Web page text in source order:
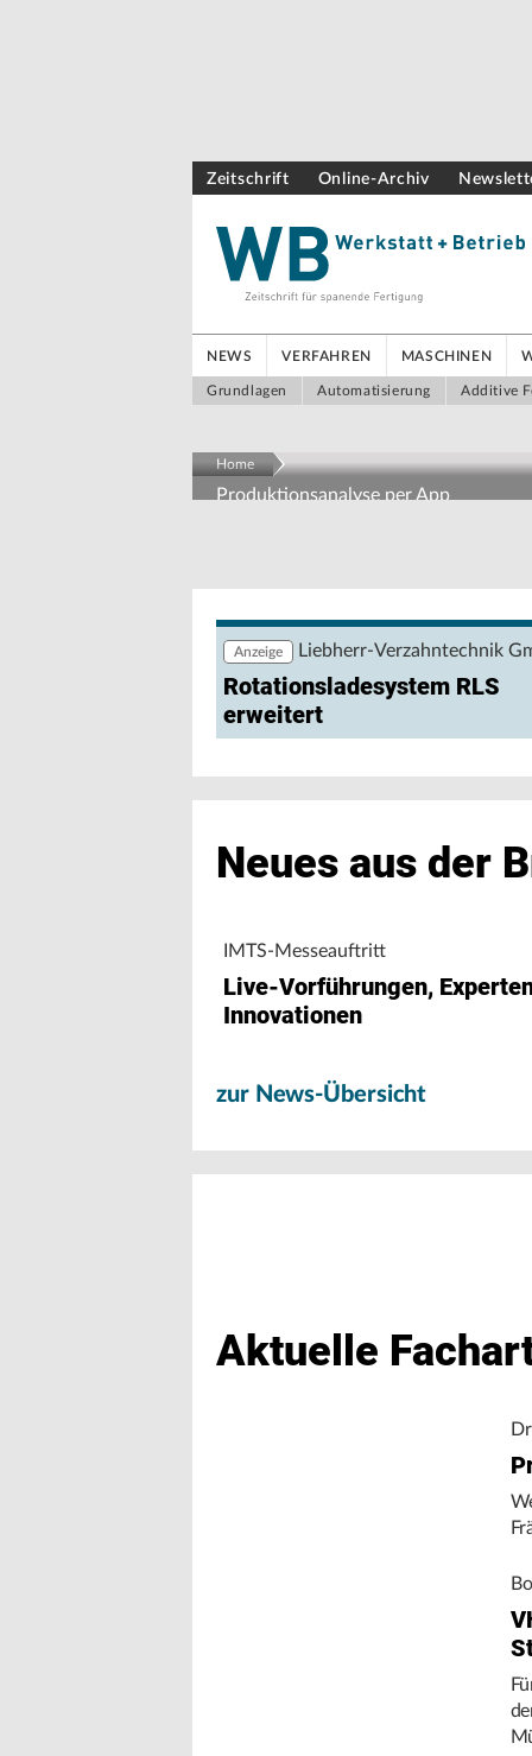
Zeitschrift Online-Archiv
NEWS VERFAHREN MASCHINEN
Grundlagen Automatisierung Additive
Home
Produktionsanalyse per App
nutzen? Eine browserbasierte
Maschinendaten und unterstützt
Maschinenleistung, Stillständen und
Anzeige Liebherr-Verzahntechnik
Rotationsladesystem RLS
erweitert
Neues aus der
IMTS-Messeauftritt
Live-Vorführungen,
Innovationen
zur News-Übersicht
Aktuelle